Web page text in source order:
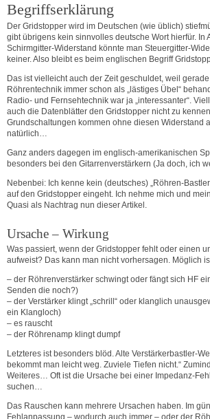
Begriffserklärung
Der Gridstopper wird im Deutschen (wie üblich)
gibt übrigens kein sinnvolles deutsche Wort hierfür. In
Schirmgitter-Widerstand könnte man Steuergitter-
keiner. Also bleibt es beim englischen Begriff
Das ist vielleicht auch der Zeit geschuldet, weil
Röhrentechnik immer schon als „lästiges Übel“
Radio- und Fernsehtechnik war ja „interessanter“.
auch die Datenblätter den Gridstopper nicht zu
Grundschaltungen kommen ohne diesen Widerstand
natürlich…
Ganz anders dagegen im englisch-amerikanischen
besonders bei den Gitarrenverstärkern (Ja doch, ich
Nebenbei: Ich kenne kein (deutsches) „Röhren-
auf den Gridstopper eingeht. Ich nehme mich und
Quasi als Nachtrag nun dieser Artikel.
Ursache – Wirkung
Was passiert, wenn der Gridstopper fehlt oder einen
aufweist? Das kann man nicht vorhersagen. Möglich
– der Röhrenverstärker schwingt oder fängt sich HF
Senden die noch?)
– der Verstärker klingt „schrill“ oder klanglich
ein Klangloch)
– es rauscht
– der Röhrenamp klingt dumpf
Letzteres ist besonders blöd. Alte Verstärkerbastler-
bekommt man leicht weg. Zuviele Tiefen nicht.“
Weiteres… Oft ist die Ursache bei einer Impedanz-
suchen…
Das Rauschen kann mehrere Ursachen haben. Im